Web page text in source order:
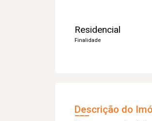
Residencial
Finalidade
Descrição do